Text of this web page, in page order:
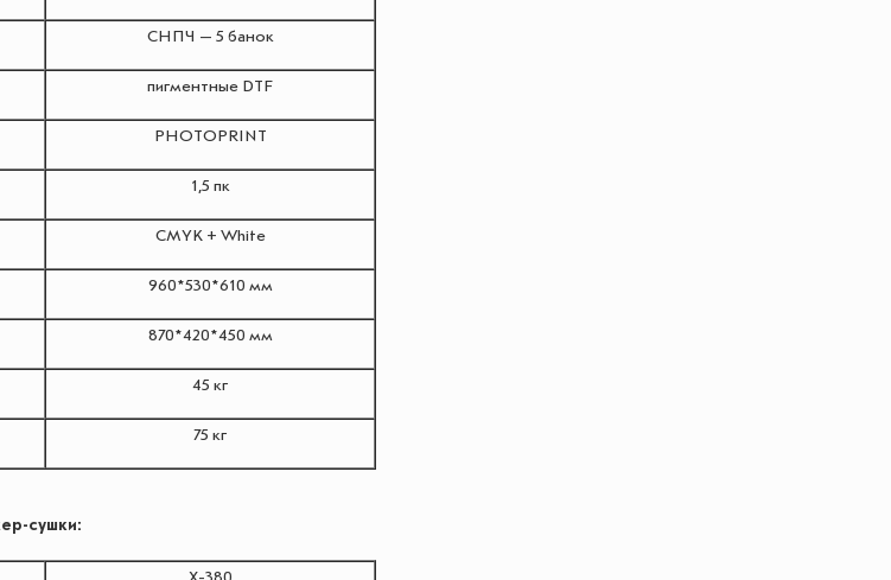
СНПЧ — 5 банок
пигментные DTF
PHOTOPRINT
1,5 пк
CMYK + White
960*530*610 мм
870*420*450 мм
45 кг
75 кг
сушки: